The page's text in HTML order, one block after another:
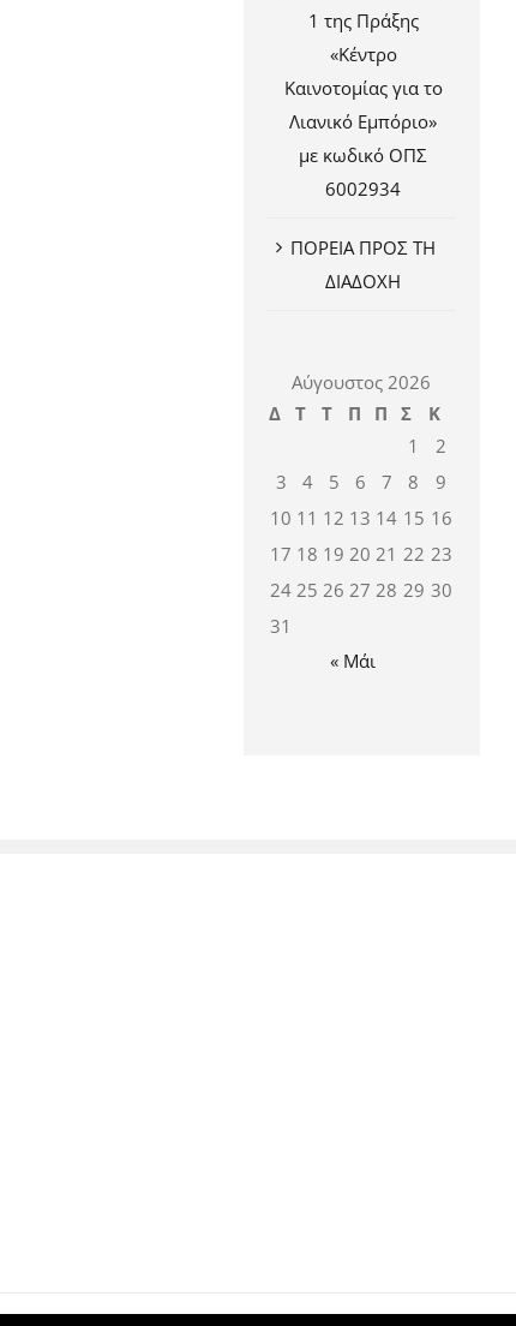
1 της Πράξης
«Κέντρο
Καινοτομίας για το
Λιανικό Εμπόριο»
με κωδικό ΟΠΣ
6002934
ΠΟΡΕΙΑ ΠΡΟΣ ΤΗ
ΔΙΑΔΟΧΗ
Αύγουστος 2026
Δ
Τ Τ Π Π Σ
Κ
1
2
3
4 5 6 7 8
9
10 11 12 13 14 15 16
17 18 19 20 21 22 23
24 25 26 27 28 29 30
31
« Μάι